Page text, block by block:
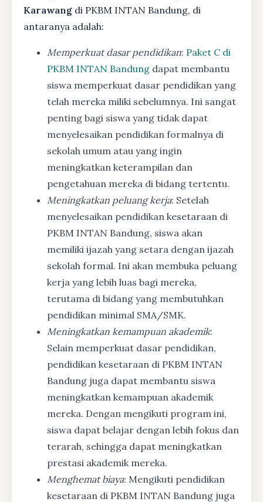
Karawang di PKBM INTAN Bandung, di
antaranya adalah:
Memperkuat dasar pendidikan: Paket C di
PKBM INTAN Bandung dapat membantu
siswa memperkuat dasar pendidikan yang
telah mereka miliki sebelumnya. Ini sangat
penting bagi siswa yang tidak dapat
menyelesaikan pendidikan formalnya di
sekolah umum atau yang ingin
meningkatkan keterampilan dan
pengetahuan mereka di bidang tertentu.
Meningkatkan peluang kerja: Setelah
menyelesaikan pendidikan kesetaraan di
PKBM INTAN Bandung, siswa akan
memiliki ijazah yang setara dengan ijazah
sekolah formal. Ini akan membuka peluang
kerja yang lebih luas bagi mereka,
terutama di bidang yang membutuhkan
pendidikan minimal SMA/SMK.
Meningkatkan kemampuan akademik:
Selain memperkuat dasar pendidikan,
pendidikan kesetaraan di PKBM INTAN
Bandung juga dapat membantu siswa
meningkatkan kemampuan akademik
mereka. Dengan mengikuti program ini,
siswa dapat belajar dengan lebih fokus dan
terarah, sehingga dapat meningkatkan
prestasi akademik mereka.
Menghemat biaya: Mengikuti pendidikan
kesetaraan di PKBM INTAN Bandung juga